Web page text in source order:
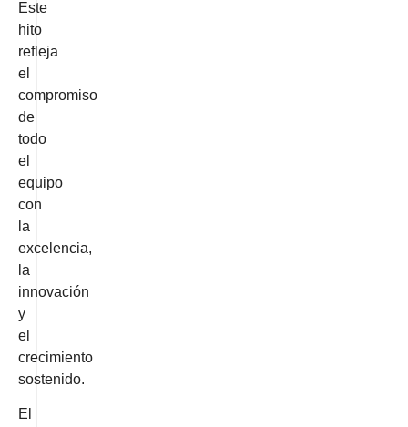
Este
hito
refleja
el
compromiso
de
todo
el
equipo
con
la
excelencia,
la
innovación
y
el
crecimiento
sostenido.
El